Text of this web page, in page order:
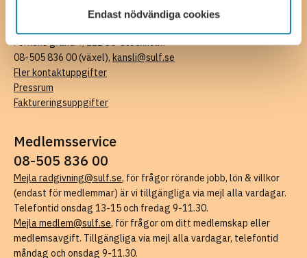
Endast nödvändiga cookies
Kontakta oss
Ferkens gränd 4, 111 30 Stockholm
08-505 836 00 (växel), kansli@sulf.se
Fler kontaktuppgifter
Pressrum
Faktureringsuppgifter
Medlemsservice
08-505 836 00
Mejla radgivning@sulf.se, för frågor rörande jobb, lön & villkor
(endast för medlemmar) är vi tillgängliga via mejl alla vardagar.
Telefontid onsdag 13-15 och fredag 9-11.30.
Mejla medlem@sulf.se, för frågor om ditt medlemskap eller
medlemsavgift. Tillgängliga via mejl alla vardagar, telefontid
måndag och onsdag 9-11.30.